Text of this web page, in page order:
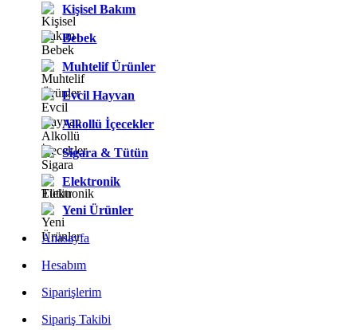
Kişisel Bakım
Bebek
Muhtelif Ürünler
Evcil Hayvan
Alkollü İçecekler
Sigara & Tütün
Elektronik
Yeni Ürünler
Anasayfa
Hesabım
Siparişlerim
Sipariş Takibi